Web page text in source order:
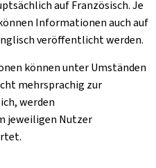
auf Französisch. Je
Informationen auch auf
veröffentlicht werden.
können unter Umständen
mehrsprachig zur
werden
jeweiligen Nutzer